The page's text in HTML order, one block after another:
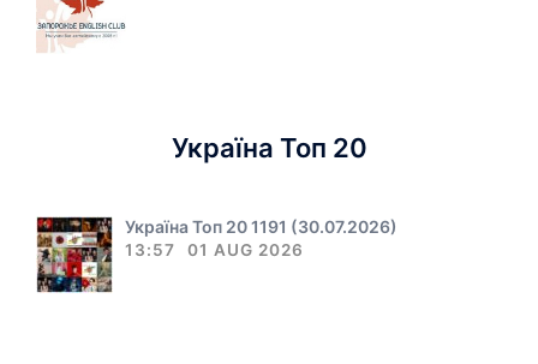
Україна Топ 20
Україна Топ 20 1191 (30.07.2026)
13:57 01 AUG 2026